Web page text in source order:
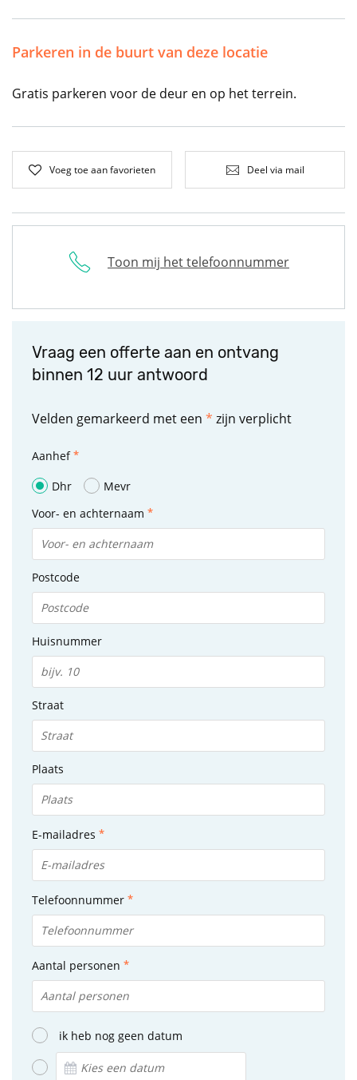
Parkeren in de buurt van deze locatie
Gratis parkeren voor de deur en op het terrein.
Voeg toe aan favorieten Deel via mail
Toon mij het telefoonnummer
Vraag een offerte aan en ontvang
binnen 12 uur antwoord
Velden gemarkeerd met een * zijn verplicht
Aanhef
Dhr
Mevr
Voor- en achternaam
Postcode
Huisnummer
Straat
Plaats
E-mailadres
Telefoonnummer
Aantal personen
ik heb nog geen datum